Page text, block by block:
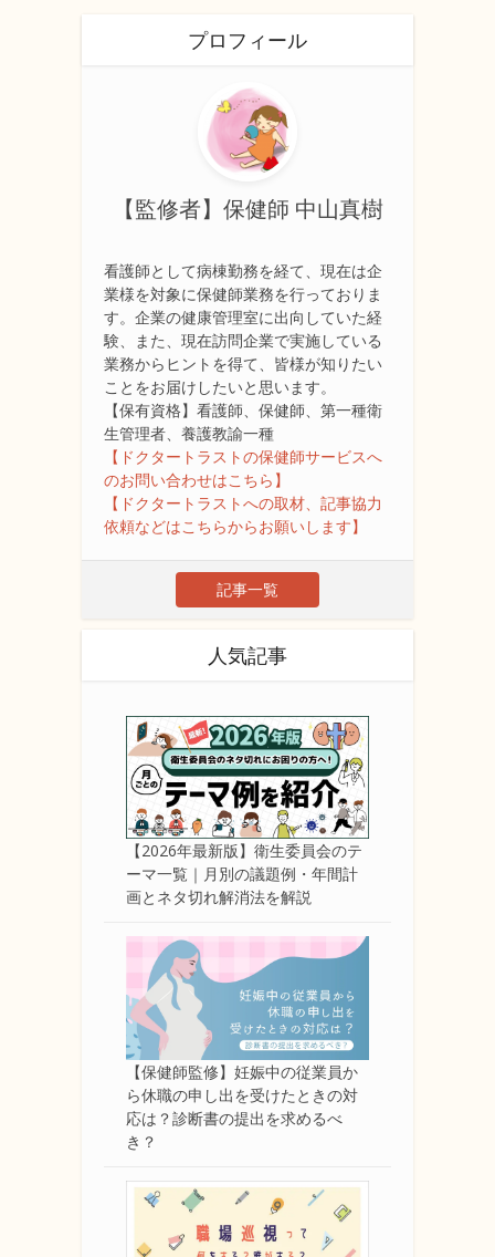
プロフィール
【監修者】保健師 中山真樹
看護師として病棟勤務を経て、現在は企
業様を対象に保健師業務を行っておりま
す。企業の健康管理室に出向していた経
験、また、現在訪問企業で実施している
業務からヒントを得て、皆様が知りたい
ことをお届けしたいと思います。
【保有資格】看護師、保健師、第一種衛
生管理者、養護教諭一種
【ドクタートラストの保健師サービスへ
のお問い合わせはこちら】
【ドクタートラストへの取材、記事協力
依頼などはこちらからお願いします】
記事一覧
人気記事
【2026年最新版】衛生委員会のテ
ーマ一覧｜月別の議題例・年間計
画とネタ切れ解消法を解説
【保健師監修】妊娠中の従業員か
ら休職の申し出を受けたときの対
応は？診断書の提出を求めるべ
き？